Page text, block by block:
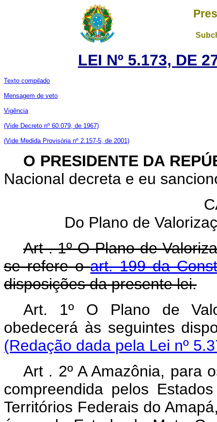
LEI Nº 5.173, DE
Texto compilado
Mensagem de veto
Vigência
(Vide Decreto nº 60.079, de 1967)
(Vide Medida Provisória nº 2.157-5, de 2001)
O PRESIDENTE DA
Nacional decreta e eu
Do Plano de
Art . 1º O Plano de
se refere oart. 199 da
disposições da presente lei.
Art. 1º O Plano de
obedecerá às
(Redação dada pela Lei nº
Art . 2º A Amazônia, para
compreendida pelos
Territórios Federais do